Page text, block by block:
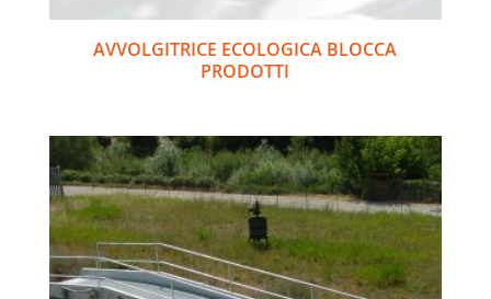
AVVOLGITRICE ECOLOGICA BLOCCA
PRODOTTI